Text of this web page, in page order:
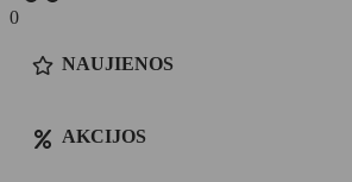
0
NAUJIENOS
AKCIJOS